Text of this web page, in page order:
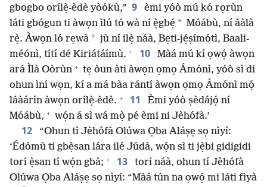
gbogbo orílẹ̀-èdè yòókù,” 9
èmi yóò mú kó rọrùn
láti gbógun ti àwọn ìlú tó wà ní ẹ̀gbẹ́ * Móábù, ní ààlà
rẹ̀. Àwọn ló rẹwà * jù ní ilẹ̀ náà, Bẹti-jẹ́ṣímótì, Baali-
méónì, títí dé Kiriátáímù. + 10
Màá mú kí ọwọ́ àwọn
ará Ìlà Oòrùn + tẹ òun àti àwọn ọmọ Ámónì, yóò sì di
ohun ìní wọn, kí a má bàa rántí àwọn ọmọ Ámónì mọ́
láàárín àwọn orílẹ̀-èdè. + 11
Èmi yóò ṣèdájọ́ ní
Móábù, + wọ́n á sì wá mọ̀ pé èmi ni Jèhófà.’
12
“Ohun tí Jèhófà Olúwa Ọba Aláṣẹ sọ nìyí:
‘Édómù ti gbẹ̀san lára ilé Júdà, wọ́n sì ti jẹ̀bi gidigidi
torí ẹ̀san tí wọ́n gbà; + 13
torí náà, ohun tí Jèhófà
Olúwa Ọba Aláṣẹ sọ nìyí: “Màá tún na ọwọ́ mi láti fìyà